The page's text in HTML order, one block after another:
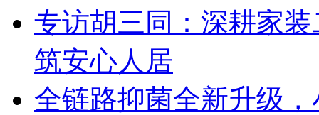
专访胡三同：深耕家
筑安心人居
全链路抑菌全新升级